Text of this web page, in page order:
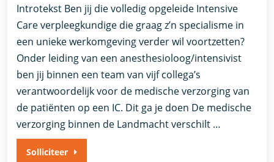
Introtekst Ben jij die volledig opgeleide Intensive
Care verpleegkundige die graag z’n specialisme in
een unieke werkomgeving verder wil voortzetten?
Onder leiding van een anesthesioloog/intensivist
ben jij binnen een team van vijf collega’s
verantwoordelijk voor de medische verzorging van
de patiënten op een IC. Dit ga je doen De medische
verzorging binnen de Landmacht verschilt …
Solliciteer